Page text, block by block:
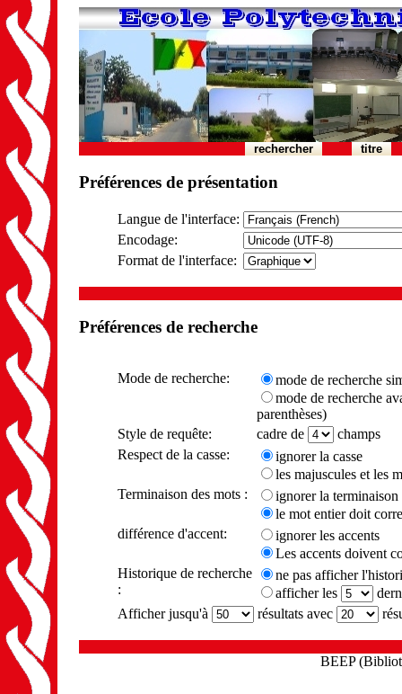
rechercher titre
Préférences de présentation
Langue de l'interface:
Encodage:
Format de l'interface:
Préférences de recherche
Mode de recherche:
mode de recherche
mode de recherche
parenthèses)
Style de requête:
cadre de
champs
Respect de la casse:
ignorer la casse
les majuscules et les
Terminaison des mots :
ignorer la terminaison
le mot entier doit
différence d'accent:
ignorer les accents
Les accents doivent
Historique de recherche
:
ne pas afficher
afficher les
Afficher jusqu'à
résultats avec
BEEP